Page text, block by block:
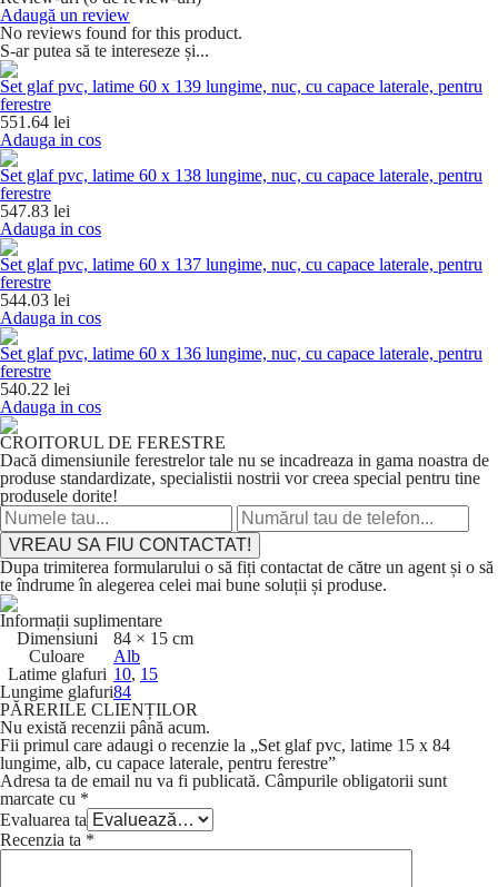
Adaugă un review
No reviews found for this product.
S-ar putea să te intereseze și...
Set glaf pvc, latime 60 x 139 lungime, nuc, cu capace laterale, pentru
ferestre
551.64 lei
Adauga in cos
Set glaf pvc, latime 60 x 138 lungime, nuc, cu capace laterale, pentru
ferestre
547.83 lei
Adauga in cos
Set glaf pvc, latime 60 x 137 lungime, nuc, cu capace laterale, pentru
ferestre
544.03 lei
Adauga in cos
Set glaf pvc, latime 60 x 136 lungime, nuc, cu capace laterale, pentru
ferestre
540.22 lei
Adauga in cos
CROITORUL DE FERESTRE
Dacă dimensiunile ferestrelor tale nu se incadreaza in gama noastra de
produse standardizate, specialistii nostrii vor creea special pentru tine
produsele dorite!
VREAU SA FIU CONTACTAT!
Dupa trimiterea formularului o să fiți contactat de către un agent și o să
te îndrume în alegerea celei mai bune soluții și produse.
Informații suplimentare
Dimensiuni
84 × 15 cm
Culoare
Alb
Latime glafuri 10, 15
Lungime glafuri84
PĂRERILE CLIENȚILOR
Nu există recenzii până acum.
Fii primul care adaugi o recenzie la „Set glaf pvc, latime 15 x 84
lungime, alb, cu capace laterale, pentru ferestre”
Adresa ta de email nu va fi publicată. Câmpurile obligatorii sunt
marcate cu *
Evaluarea ta
Recenzia ta *